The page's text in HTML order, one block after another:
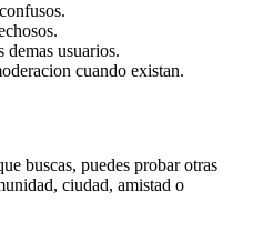
demas usuarios.
cuando existan.
buscas, puedes probar otras
ciudad, amistad o